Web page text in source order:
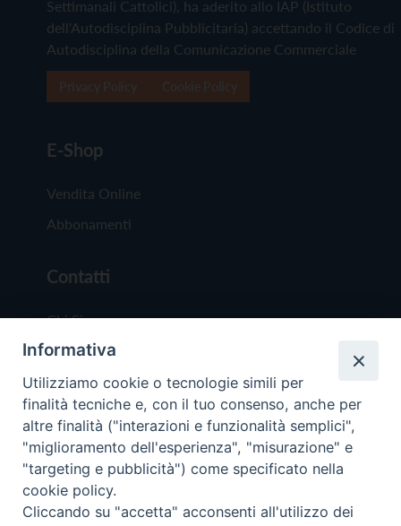
Settimanali Cattolici), ha aderito allo IAP (Istituto
dell'Autodisciplina Pubblicitaria) accettando il Codice di
Autodisciplina della Comunicazione Commerciale
E-Shop
Vendita Online
Abbonamenti
Contatti
Chi Siamo
Redazione
Scrivici
Copyright © 2019 - Tutti i diritti riservati - Vita
Trentina Editrice
Informativa
Utilizziamo cookie o tecnologie simili per
finalità tecniche e, con il tuo consenso, anche per
altre finalità ("interazioni e funzionalità semplici",
"miglioramento dell'esperienza", "misurazione" e
"targeting e pubblicità") come specificato nella
cookie policy.
Cliccando su "accetta" acconsenti all'utilizzo dei